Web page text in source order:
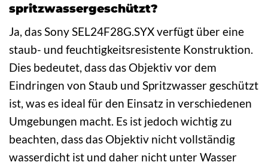
spritzwassergeschützt?
Ja, das Sony SEL24F28G.SYX verfügt über eine
staub- und feuchtigkeitsresistente Konstruktion.
Dies bedeutet, dass das Objektiv vor dem
Eindringen von Staub und Spritzwasser geschützt
ist, was es ideal für den Einsatz in verschiedenen
Umgebungen macht. Es ist jedoch wichtig zu
beachten, dass das Objektiv nicht vollständig
wasserdicht ist und daher nicht unter Wasser